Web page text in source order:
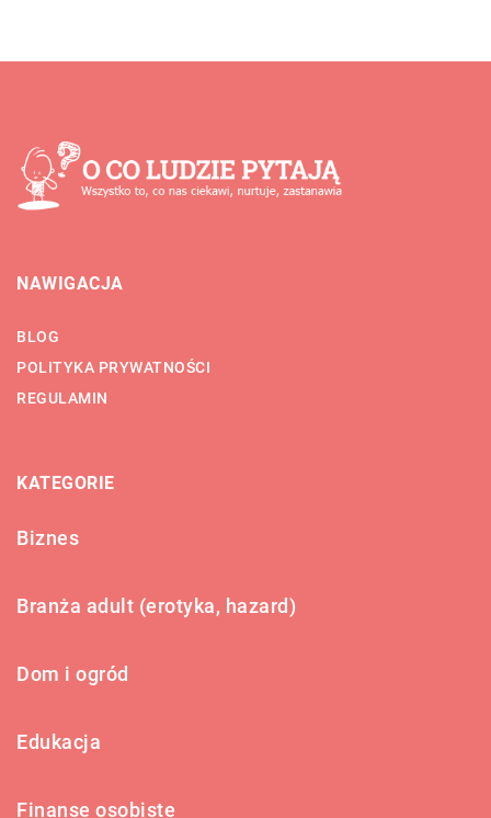
NAWIGACJA
BLOG
POLITYKA PRYWATNOŚCI
REGULAMIN
KATEGORIE
Biznes
Branża adult (erotyka, hazard)
Dom i ogród
Edukacja
Finanse osobiste